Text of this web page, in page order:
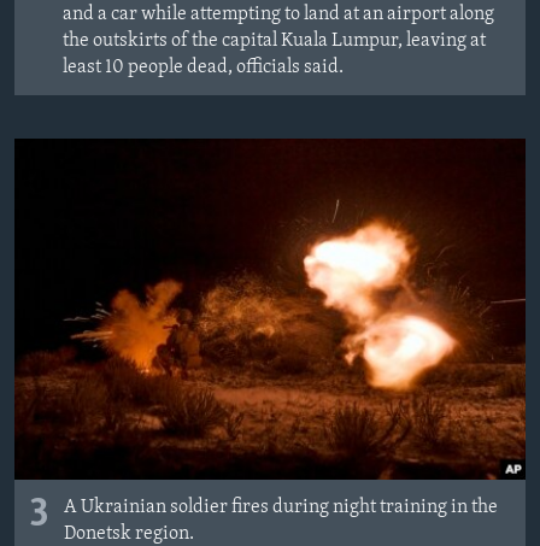
and a car while attempting to land at an airport along
the outskirts of the capital Kuala Lumpur, leaving at
least 10 people dead, officials said.
3
A Ukrainian soldier fires during night training in the
Donetsk region.